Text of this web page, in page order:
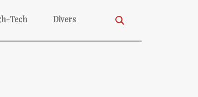
Tech Divers